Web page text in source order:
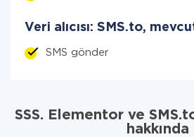
Veri alıcısı: SMS.to,
SMS gönder
SSS. Elementor ve
hakkında